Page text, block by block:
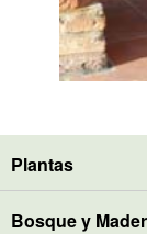
Plantas
Bosque y